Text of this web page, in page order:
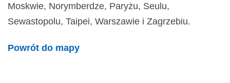
Moskwie, Norymberdze, Paryżu, Seulu,
Sewastopolu, Taipei, Warszawie i Zagrzebiu.
Powrót do mapy